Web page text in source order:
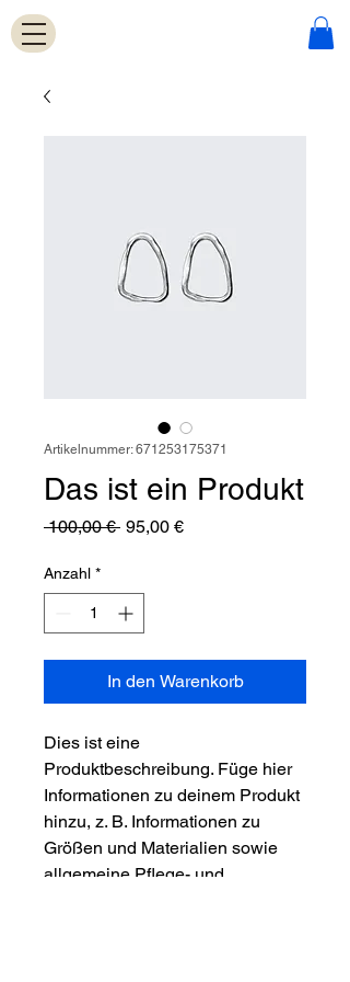
Artikelnummer: 671253175371
Das ist ein Produkt
100,00 € Standardpreis
95,00 €Sale-
Anzahl *
In den Warenkorb
Dies ist eine
Produktbeschreibung. Füge hier
Informationen zu deinem Produkt
hinzu, z. B. Informationen zu
Größen und Materialien sowie
allgemeine Pflege- und